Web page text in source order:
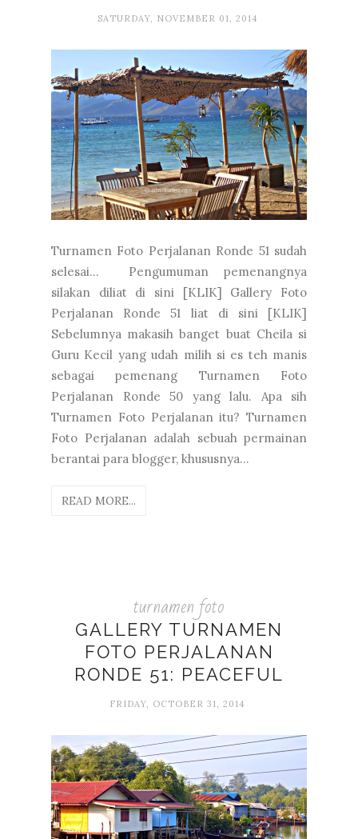
SATURDAY, NOVEMBER 01, 2014
Turnamen Foto Perjalanan Ronde 51 sudah
selesai... Pengumuman pemenangnya
silakan diliat di sini [KLIK] Gallery Foto
Perjalanan Ronde 51 liat di sini [KLIK]
Sebelumnya makasih banget buat Cheila si
Guru Kecil yang udah milih si es teh manis
sebagai pemenang Turnamen Foto
Perjalanan Ronde 50 yang lalu. Apa sih
Turnamen Foto Perjalanan itu? Turnamen
Foto Perjalanan adalah sebuah permainan
berantai para blogger, khususnya...
READ MORE...
turnamen foto
GALLERY TURNAMEN
FOTO PERJALANAN
RONDE 51: PEACEFUL
FRIDAY, OCTOBER 31, 2014